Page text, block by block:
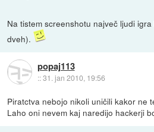
Na tistem screenshotu največ ljudi igra
dveh).
popaj113
::31. jan 2010, 19:56
Piratctva nebojo nikoli uničili kakor ne
Laho oni nevem kaj naredijo hackerji